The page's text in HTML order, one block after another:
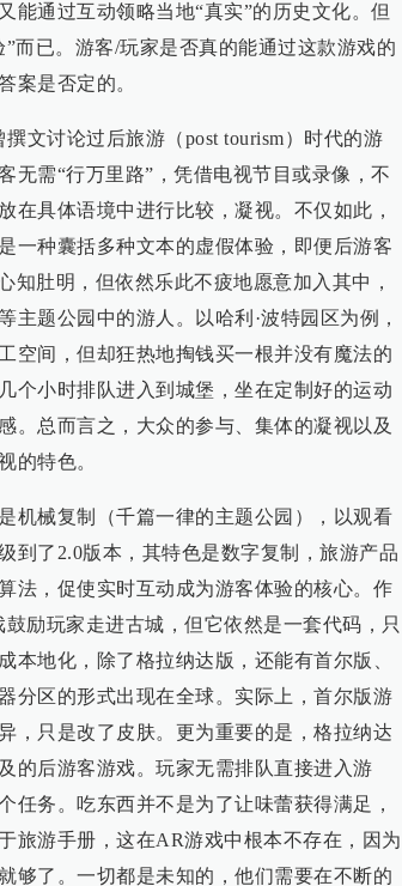
能通过互动领略当地“真实”的历史文化。但
而已。游客/玩家是否真的能通过这款游戏的
案是否定的。
文讨论过后旅游（post tourism）时代的游
无需“行万里路”，凭借电视节目或录像，不
在具体语境中进行比较，凝视。不仅如此，
一种囊括多种文本的虚假体验，即便后游客
知肚明，但依然乐此不疲地愿意加入其中，
题公园中的游人。以哈利·波特园区为例，
空间，但却狂热地掏钱买一根并没有魔法的
个小时排队进入到城堡，坐在定制好的运动
。总而言之，大众的参与、集体的凝视以及
的特色。
机械复制（千篇一律的主题公园），以观看
到了2.0版本，其特色是数字复制，旅游产品
法，促使实时互动成为游客体验的核心。作
励玩家走进古城，但它依然是一套代码，只
本地化，除了格拉纳达版，还能有首尔版、
分区的形式出现在全球。实际上，首尔版游
，只是改了皮肤。更为重要的是，格拉纳达
的后游客游戏。玩家无需排队直接进入游
任务。吃东西并不是为了让味蕾获得满足，
旅游手册，这在AR游戏中根本不存在，因为
够了。一切都是未知的，他们需要在不断的